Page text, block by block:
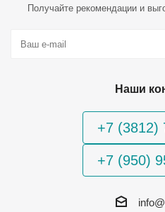
Получайте рекомендации и
Наши
+7 (3812)
+7 (950)